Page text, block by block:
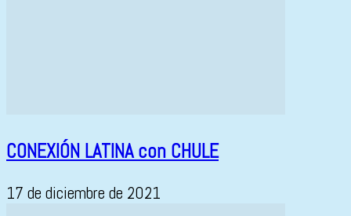
CONEXIÓN LATINA con CHULE
17 de diciembre de 2021